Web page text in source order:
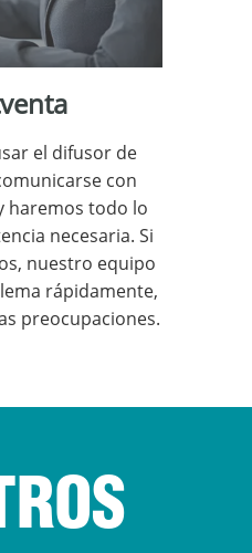
el difusor de
con
haremos todo lo
necesaria. Si
nuestro equipo
rápidamente,
preocupaciones.